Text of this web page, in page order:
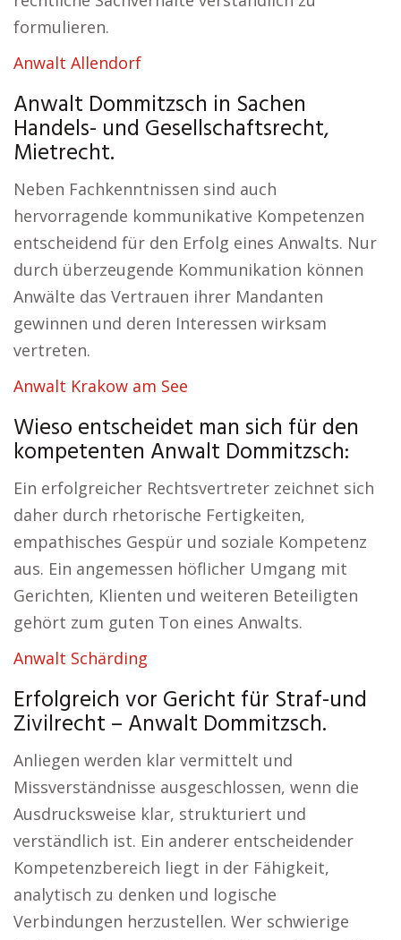
formulieren.
Anwalt Allendorf
Anwalt Dommitzsch in Sachen
Handels- und Gesellschaftsrecht,
Mietrecht.
Neben Fachkenntnissen sind auch
hervorragende kommunikative Kompetenzen
entscheidend für den Erfolg eines Anwalts. Nur
durch überzeugende Kommunikation können
Anwälte das Vertrauen ihrer Mandanten
gewinnen und deren Interessen wirksam
vertreten.
Anwalt Krakow am See
Wieso entscheidet man sich für den
kompetenten Anwalt Dommitzsch:
Ein erfolgreicher Rechtsvertreter zeichnet sich
daher durch rhetorische Fertigkeiten,
empathisches Gespür und soziale Kompetenz
aus. Ein angemessen höflicher Umgang mit
Gerichten, Klienten und weiteren Beteiligten
gehört zum guten Ton eines Anwalts.
Anwalt Schärding
Erfolgreich vor Gericht für Straf-und
Zivilrecht – Anwalt Dommitzsch.
Anliegen werden klar vermittelt und
Missverständnisse ausgeschlossen, wenn die
Ausdrucksweise klar, strukturiert und
verständlich ist. Ein anderer entscheidender
Kompetenzbereich liegt in der Fähigkeit,
analytisch zu denken und logische
Verbindungen herzustellen. Wer schwierige